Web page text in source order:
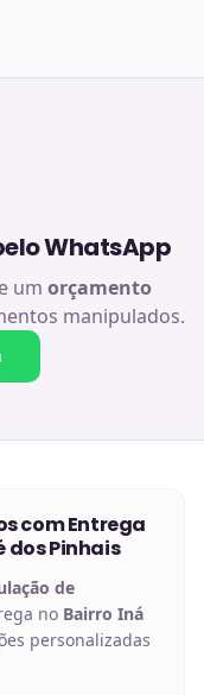
WhatsApp
um orçamento
manipulados.
com Entrega
dos Pinhais
de
no Bairro Iná
personalizadas